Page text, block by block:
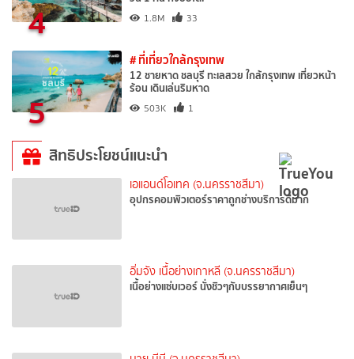
4 1.8M 33
5
# ที่เที่ยวใกล้กรุงเทพ
12 ชายหาด ชลบุรี ทะเลสวย ใกล้กรุงเทพ เที่ยวหน้า
ร้อน เดินเล่นริมหาด
503K 1
สิทธิประโยชน์แนะนำ
เอแอนด์โอเทค (จ.นครราชสีมา)
อุปกรคอมพิวเตอร์ราคาถูกช่างบริการดีมาก
อิ่มจัง เนื้อย่างเกาหลี (จ.นครราชสีมา)
เนื้อย่างแซ่บเวอร์ นั่งชิวๆกับบรรยากาศเย็นๆ